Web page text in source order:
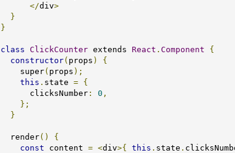
</div>
}
}
class ClickCounter extends React . Component
{
constructor( props )
{
    super
( props );
this . state =
{
      clicksNumber
: 0 ,
};
}
  render
()
{
const content = <div>{ this . state .